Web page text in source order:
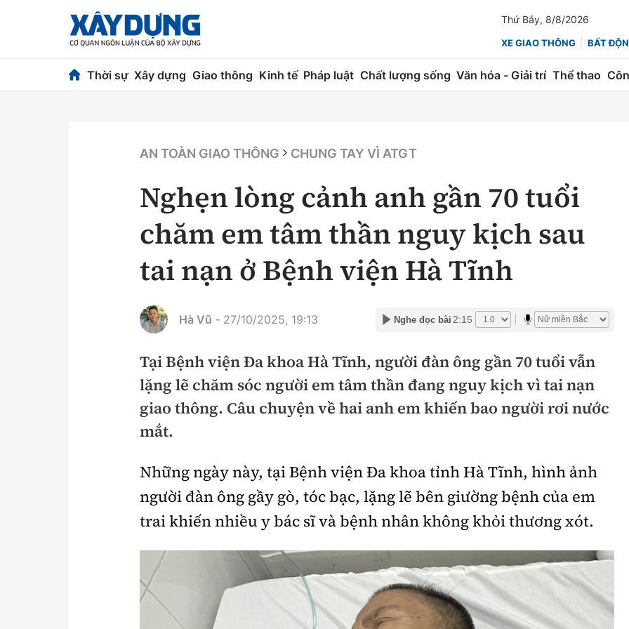
Thứ Bảy, 8/8/2026
XE GIAO THÔNG BẤT
Thời sự Xây dựng Giao thông Kinh tế Pháp luật Chất lượng sống Văn hóa - Giải trí Thể thao
Chuyện dọc đường
Chỉ đạo điều hành
Vật liệu xây dựng
Giám định chất lượng
Quản lý đô thị
Quản lý
Hàng không
Đường sắt
Đường sắt tốc độ cao
Hàng hải
Đường sắt đô thị
Thi viết về Ngành
Tài chính
Chứng khoán
Bảo hiểm
An ninh hình sự
An toàn giao thông
Giao thông 24h
ATGT địa phương
Văn hóa giao thông
Chung tay vì ATGT
Gương sáng giao thông
xem thêm
Chất lượng sống Văn hóa - Giải Trí Thể thao
Bóng đá
Công nghệ
Công nghệ mới
AN TOÀN GIAO THÔNG CHUNG TAY VÌ ATGT
Nghẹn lòng cảnh anh gần 70 tuổi
chăm em tâm thần nguy kịch sau
tai nạn ở Bệnh viện Hà Tĩnh
Hà Vũ - 27/10/2025, 19:13 Nghe đọc bài 2:15
Tại Bệnh viện Đa khoa Hà Tĩnh, người đàn ông gần 70 tuổi vẫn
lặng lẽ chăm sóc người em tâm thần đang nguy kịch vì tai nạn
giao thông. Câu chuyện về hai anh em khiến bao người rơi nước
mắt.
Những ngày này, tạiBệnh viện Đa khoa tỉnh Hà Tĩnh, hình ảnh
người đàn ông gầy gò, tóc bạc, lặng lẽ bên giường bệnh của em
trai khiến nhiều y bác sĩ và bệnh nhân không khỏi thương xót.